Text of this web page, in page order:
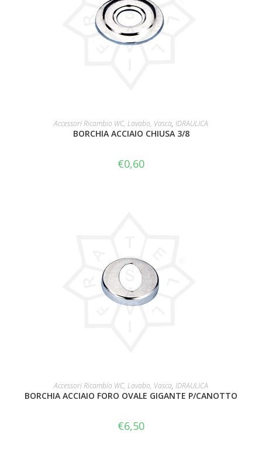
AGGIUNGI AL CARRELLO
Accessori Ricambio WC, Lavabo, Vasca, IDRAULICA
BORCHIA ACCIAIO CHIUSA 3/8
€0,60
AGGIUNGI AL CARRELLO
Accessori Ricambio WC, Lavabo, Vasca, IDRAULICA
BORCHIA ACCIAIO FORO OVALE GIGANTE P/CANOTTO
€6,50